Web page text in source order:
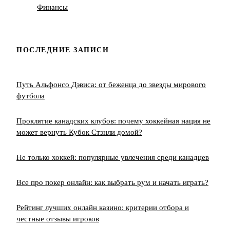
Финансы
ПОСЛЕДНИЕ ЗАПИСИ
Путь Альфонсо Дэвиса: от беженца до звезды мирового
футбола
Проклятие канадских клубов: почему хоккейная нация не
может вернуть Кубок Стэнли домой?
Не только хоккей: популярные увлечения среди канадцев
Все про покер онлайн: как выбрать рум и начать играть?
Рейтинг лучших онлайн казино: критерии отбора и
честные отзывы игроков